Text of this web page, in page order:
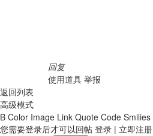
回复
使用道具 举报
返回列表
高级模式
B Color Image Link Quote Code Smilies
您需要登录后才可以回帖 登录 | 立即注册